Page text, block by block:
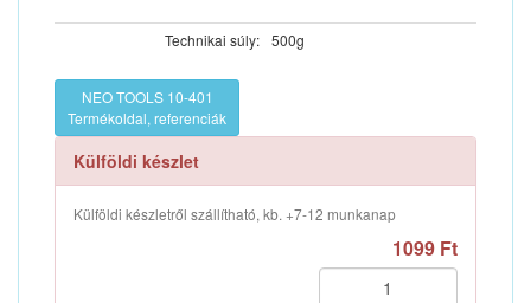
Technikai súly: 500g
NEO TOOLS 10-401
Termékoldal, referenciák
Külföldi készlet
Külföldi készletről szállítható, kb. +7-12 munkanap
1099 Ft